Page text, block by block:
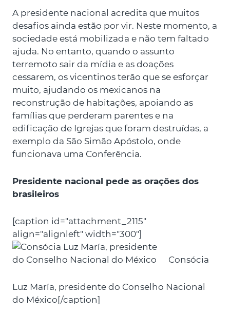
A presidente nacional acredita que muitos
desafios ainda estão por vir. Neste momento, a
sociedade está mobilizada e não tem faltado
ajuda. No entanto, quando o assunto
terremoto sair da mídia e as doações
cessarem, os vicentinos terão que se esforçar
muito, ajudando os mexicanos na
reconstrução de habitações, apoiando as
famílias que perderam parentes e na
edificação de Igrejas que foram destruídas, a
exemplo da São Simão Apóstolo, onde
funcionava uma Conferência.
Presidente nacional pede as orações dos
brasileiros
[caption id="attachment_2115"
align="alignleft" width="300"]
Consócia
Luz María, presidente do Conselho Nacional
do México[/caption]